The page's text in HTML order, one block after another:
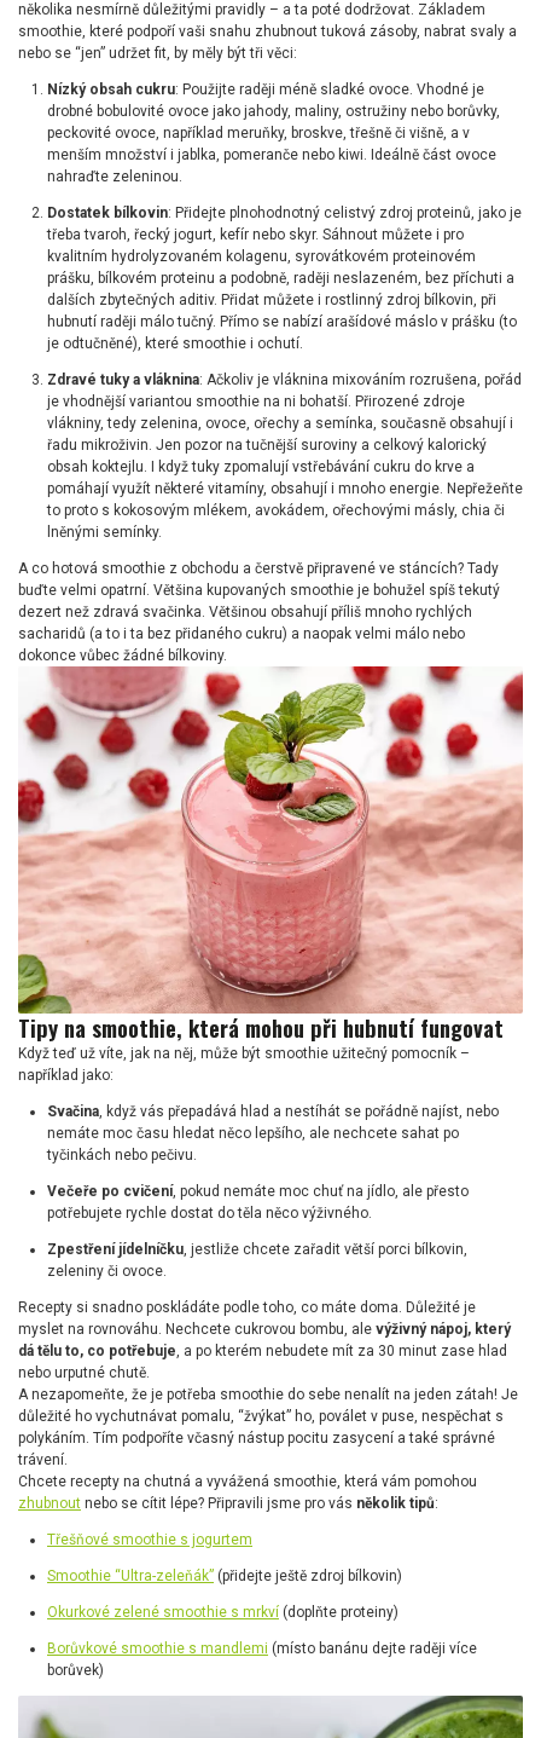
několika nesmírně důležitými pravidly – a ta poté dodržovat. Základem
smoothie, které podpoří vaši snahu zhubnout tuková zásoby, nabrat svaly a
nebo se “jen” udržet fit, by měly být tři věci:
Nízký obsah cukru: Použijte raději méně sladké ovoce. Vhodné je
drobné bobulovité ovoce jako jahody, maliny, ostružiny nebo borůvky,
peckovité ovoce, například meruňky, broskve, třešně či višně, a v
menším množství i jablka, pomeranče nebo kiwi. Ideálně část ovoce
nahraďte zeleninou.
Dostatek bílkovin: Přidejte plnohodnotný celistvý zdroj proteinů, jako je
třeba tvaroh, řecký jogurt, kefír nebo skyr. Sáhnout můžete i pro
kvalitním hydrolyzovaném kolagenu, syrovátkovém proteinovém
prášku, bílkovém proteinu a podobně, raději neslazeném, bez příchuti a
dalších zbytečných aditiv. Přidat můžete i rostlinný zdroj bílkovin, při
hubnutí raději málo tučný. Přímo se nabízí arašídové máslo v prášku (to
je odtučněné), které smoothie i ochutí.
Zdravé tuky a vláknina: Ačkoliv je vláknina mixováním rozrušena, pořád
je vhodnější variantou smoothie na ni bohatší. Přirozené zdroje
vlákniny, tedy zelenina, ovoce, ořechy a semínka, současně obsahují i
řadu mikroživin. Jen pozor na tučnější suroviny a celkový kalorický
obsah koktejlu. I když tuky zpomalují vstřebávání cukru do krve a
pomáhají využít některé vitamíny, obsahují i mnoho energie. Nepřežeňte
to proto s kokosovým mlékem, avokádem, ořechovými másly, chia či
lněnými semínky.
A co hotová smoothie z obchodu a čerstvě připravené ve stáncích? Tady
buďte velmi opatrní. Většina kupovaných smoothie je bohužel spíš tekutý
dezert než zdravá svačinka. Většinou obsahují příliš mnoho rychlých
sacharidů (a to i ta bez přidaného cukru) a naopak velmi málo nebo
dokonce vůbec žádné bílkoviny.
Tipy na smoothie, která mohou při hubnutí fungovat
Když teď už víte, jak na něj, může být smoothie užitečný pomocník –
například jako:
Svačina, když vás přepadává hlad a nestíhát se pořádně najíst, nebo
nemáte moc času hledat něco lepšího, ale nechcete sahat po
tyčinkách nebo pečivu.
Večeře po cvičení, pokud nemáte moc chuť na jídlo, ale přesto
potřebujete rychle dostat do těla něco výživného.
Zpestření jídelníčku, jestliže chcete zařadit větší porci bílkovin,
zeleniny či ovoce.
Recepty si snadno poskládáte podle toho, co máte doma. Důležité je
myslet na rovnováhu. Nechcete cukrovou bombu, ale výživný nápoj, který
dá tělu to, co potřebuje, a po kterém nebudete mít za 30 minut zase hlad
nebo urputné chutě.
A nezapomeňte, že je potřeba smoothie do sebe nenalít na jeden zátah! Je
důležité ho vychutnávat pomalu, “žvýkat” ho, poválet v puse, nespěchat s
polykáním. Tím podpoříte včasný nástup pocitu zasycení a také správné
trávení.
Chcete recepty na chutná a vyvážená smoothie, která vám pomohou
zhubnout nebo se cítit lépe? Připravili jsme pro vás několik tipů:
Třešňové smoothie s jogurtem
Smoothie “Ultra-zeleňák” (přidejte ještě zdroj bílkovin)
Okurkové zelené smoothie s mrkví (doplňte proteiny)
Borůvkové smoothie s mandlemi (místo banánu dejte raději více
borůvek)